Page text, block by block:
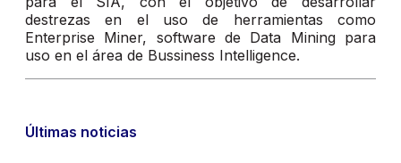
destrezas en el uso de herramientas como
Enterprise Miner, software de Data Mining para
uso en el área de Bussiness Intelligence.
Últimas noticias